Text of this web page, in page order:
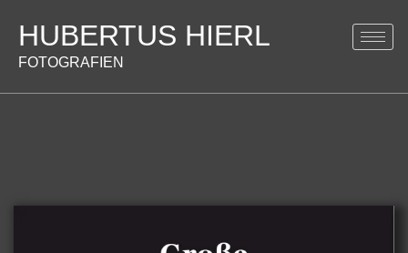
HUBERTUS HIERL
FOTOGRAFIEN